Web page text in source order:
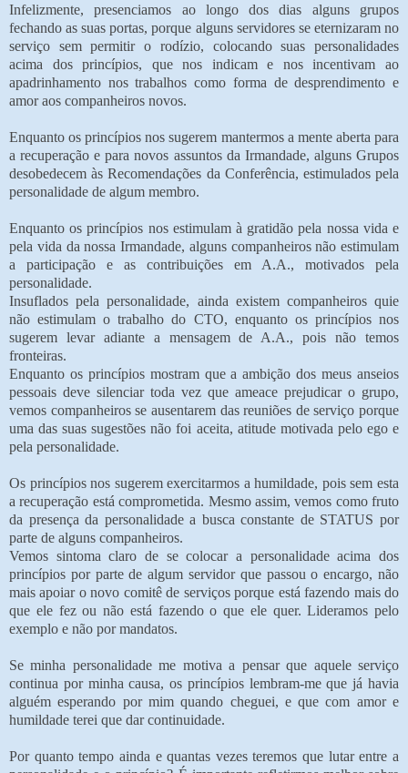
Infelizmente, presenciamos ao longo dos dias alguns grupos
fechando as suas portas, porque alguns servidores se eternizaram no
serviço sem permitir o rodízio, colocando suas personalidades
acima dos princípios, que nos indicam e nos incentivam ao
apadrinhamento nos trabalhos como forma de desprendimento e
amor aos companheiros novos.
Enquanto os princípios nos sugerem mantermos a mente aberta para
a recuperação e para novos assuntos da Irmandade, alguns Grupos
desobedecem às Recomendações da Conferência, estimulados pela
personalidade de algum membro.
Enquanto os princípios nos estimulam à gratidão pela nossa vida e
pela vida da nossa Irmandade, alguns companheiros não estimulam
a participação e as contribuições em A.A., motivados pela
personalidade.
Insuflados pela personalidade, ainda existem companheiros quie
não estimulam o trabalho do CTO, enquanto os princípios nos
sugerem levar adiante a mensagem de A.A., pois não temos
fronteiras.
Enquanto os princípios mostram que a ambição dos meus anseios
pessoais deve silenciar toda vez que ameace prejudicar o grupo,
vemos companheiros se ausentarem das reuniões de serviço porque
uma das suas sugestões não foi aceita, atitude motivada pelo ego e
pela personalidade.
Os princípios nos sugerem exercitarmos a humildade, pois sem esta
a recuperação está comprometida. Mesmo assim, vemos como fruto
da presença da personalidade a busca constante de STATUS por
parte de alguns companheiros.
Vemos sintoma claro de se colocar a personalidade acima dos
princípios por parte de algum servidor que passou o encargo, não
mais apoiar o novo comitê de serviços porque está fazendo mais do
que ele fez ou não está fazendo o que ele quer. Lideramos pelo
exemplo e não por mandatos.
Se minha personalidade me motiva a pensar que aquele serviço
continua por minha causa, os princípios lembram-me que já havia
alguém esperando por mim quando cheguei, e que com amor e
humildade terei que dar continuidade.
Por quanto tempo ainda e quantas vezes teremos que lutar entre a